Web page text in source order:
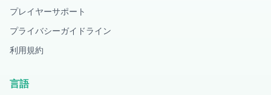
プレイヤーサポート
プライバシーガイドライン
利用規約
言語